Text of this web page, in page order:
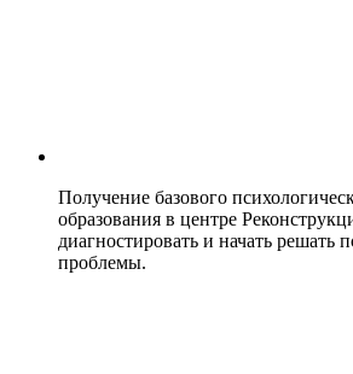
Получение базового
образования в центре
диагностировать и начать решать
проблемы.